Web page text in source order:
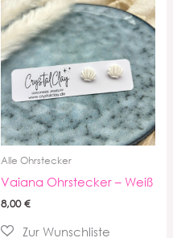
Alle Ohrstecker
Vaiana Ohrstecker – Weiß
8,00€